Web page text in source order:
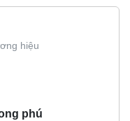
hiệu
phú